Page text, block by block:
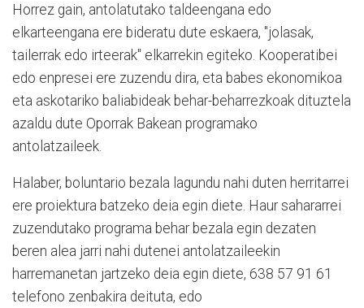
Horrez gain, antolatutako taldeengana edo
elkarteengana ere bideratu dute eskaera, "jolasak,
tailerrak edo irteerak" elkarrekin egiteko. Kooperatibei
edo enpresei ere zuzendu dira, eta babes ekonomikoa
eta askotariko baliabideak behar-beharrezkoak dituztela
azaldu dute Oporrak Bakean programako
antolatzaileek.
Halaber, boluntario bezala lagundu nahi duten herritarrei
ere proiektura batzeko deia egin diete. Haur sahararrei
zuzendutako programa behar bezala egin dezaten
beren alea jarri nahi dutenei antolatzaileekin
harremanetan jartzeko deia egin diete, 638 57 91 61
telefono zenbakira deituta, edo